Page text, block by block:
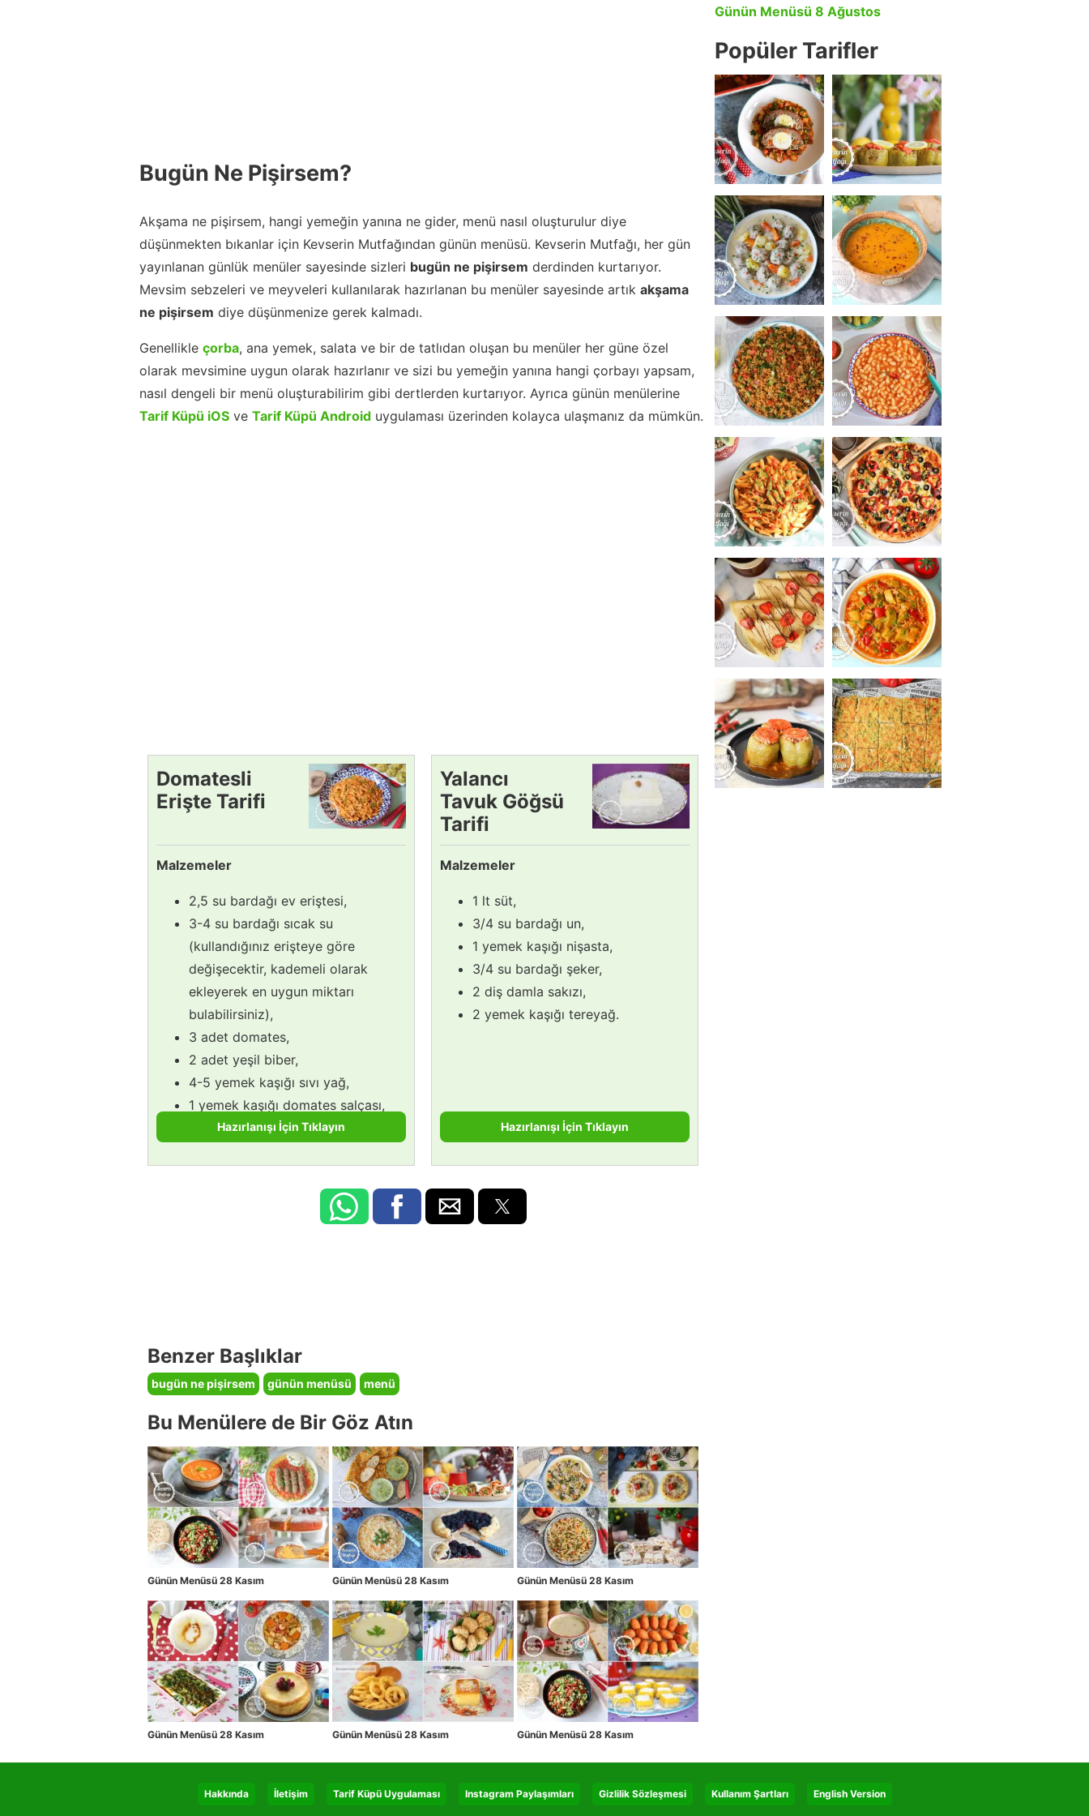
Bugün Ne Pişirsem?
Akşama ne pişirsem, hangi yemeğin yanına ne gider, menü nasıl oluşturulur diye
düşünmekten bıkanlar için Kevserin Mutfağından günün menüsü. Kevserin Mutfağı, her gün
yayınlanan günlük menüler sayesinde sizleri bugün ne pişirsem derdinden kurtarıyor.
Mevsim sebzeleri ve meyveleri kullanılarak hazırlanan bu menüler sayesinde artık akşama
ne pişirsem diye düşünmenize gerek kalmadı.
Genellikle çorba, ana yemek, salata ve bir de tatlıdan oluşan bu menüler her güne özel
olarak mevsimine uygun olarak hazırlanır ve sizi bu yemeğin yanına hangi çorbayı yapsam,
nasıl dengeli bir menü oluşturabilirim gibi dertlerden kurtarıyor. Ayrıca günün menülerine
Tarif Küpü iOS ve Tarif Küpü Android uygulaması üzerinden kolayca ulaşmanız da mümkün.
Domatesli
Erişte Tarifi
Malzemeler
2,5 su bardağı ev eriştesi,
3-4 su bardağı sıcak su
(kullandığınız erişteye göre
değişecektir, kademeli olarak
ekleyerek en uygun miktarı
bulabilirsiniz),
3 adet domates,
2 adet yeşil biber,
4-5 yemek kaşığı sıvı yağ,
1 yemek kaşığı domates salçası,
1 tatlı kaşığı toz biber,
Hazırlanışı İçin Tıklayın
Yalancı
Tavuk Göğsü
Tarifi
Malzemeler
1 lt süt,
3/4 su bardağı un,
1 yemek kaşığı nişasta,
3/4 su bardağı şeker,
2 diş damla sakızı,
2 yemek kaşığı tereyağ.
Hazırlanışı İçin Tıklayın
Benzer Başlıklar
bugün ne pişirsem günün menüsü menü
Bu Menülere de Bir Göz Atın
Günün Menüsü 28 Kasım Günün Menüsü 28 Kasım Günün Menüsü 28 Kasım
Günün Menüsü 28 Kasım Günün Menüsü 28 Kasım Günün Menüsü 28 Kasım
Günün Menüsü 8 Ağustos
Popüler Tarifler
Hakkında İletişim Tarif Küpü Uygulaması Instagram Paylaşımları Gizlilik Sözleşmesi Kullanım Şartları English Version